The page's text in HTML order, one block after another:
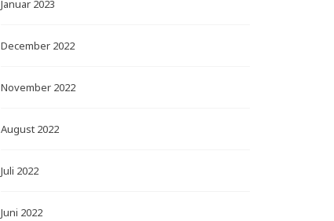
Januar 2023
December 2022
November 2022
August 2022
Juli 2022
Juni 2022